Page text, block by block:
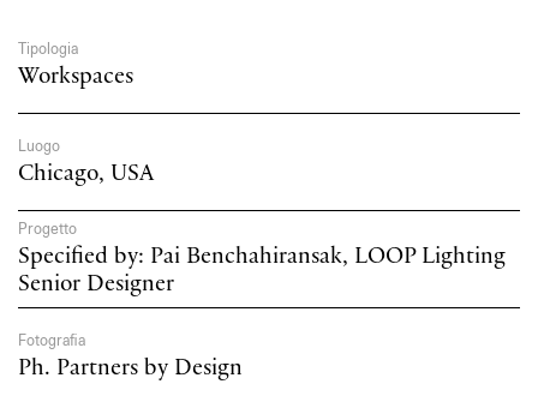
Tipologia
Workspaces
Luogo
Chicago, USA
Progetto
Specified by: Pai Benchahiransak, LOOP Lighting
Senior Designer
Fotografia
Ph. Partners by Design